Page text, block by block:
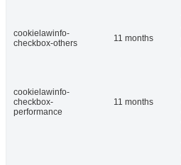
cookielawinfo-
checkbox-others
11 months
cookielawinfo-
checkbox-
performance
11 months